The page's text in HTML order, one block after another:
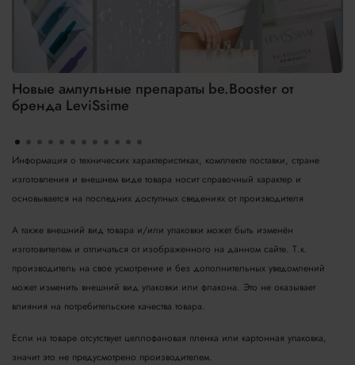
Новые ампульные препараты be.Booster от
бренда LeviSsime
Информация о технических характеристиках, комплекте поставки, стране
изготовления и внешнем виде товара носит справочный характер и
основывается на последних доступных сведениях от производителя
А также внешний вид товара и/или упаковки может быть изменён
изготовителем и отличаться от изображенного на данном сайте. Т.к.
производитель на свое усмотрение и без дополнительных уведомлений
может изменить внешний вид упаковки или флакона. Это не оказывает
влияния на потребительские качества товара.
Если на товаре отсутствует целлофановая пленка или картонная упаковка,
значит это не предусмотрено производителем.